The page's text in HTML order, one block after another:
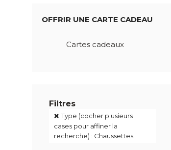
OFFRIR UNE CARTE CADEAU
Cartes cadeaux
Filtres
Type (cocher plusieurs
cases pour affiner la
recherche) : Chaussettes